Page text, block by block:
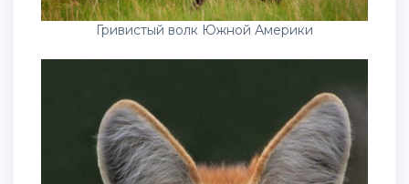
Гривистый волк Южной Америки